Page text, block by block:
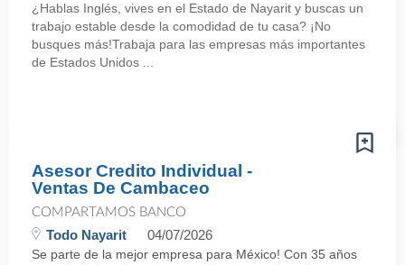
¿Hablas Inglés, vives en el Estado de Nayarit y buscas un
trabajo estable desde la comodidad de tu casa? ¡No
busques más!Trabaja para las empresas más importantes
de Estados Unidos ...
Asesor Credito Individual -
Ventas De Cambaceo
COMPARTAMOS BANCO
Todo Nayarit 04/07/2026
Se parte de la mejor empresa para México! Con 35 años